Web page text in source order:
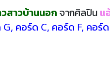
สาวบ้านนอก จากศิลปิน แ
G, คอร์ด C, คอร์ด F, คอร์